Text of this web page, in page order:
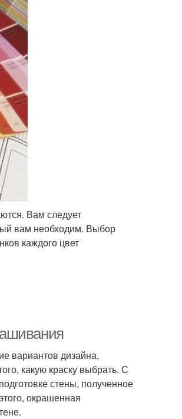
Вам следует
вам необходим. Выбор
каждого цвет
вариантов дизайна,
какую краску выбрать. С
стены, полученное
окрашенная